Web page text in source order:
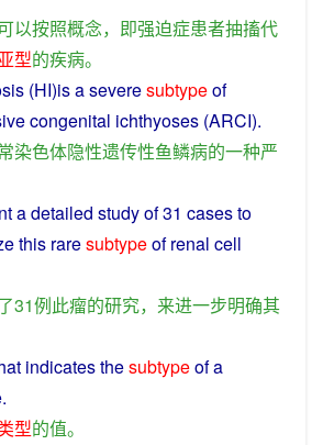
以按照概念， 即强迫症患者抽搐代
型的疾病。
(HI)isaseveresubtypeof
congenital ichthyoses (ARCI).
染色体隐性遗传性鱼鳞病的一种严
adetailed studyof31 casesto
this raresubtypeof renal cell
31例此瘤的研究， 来进一步明确其
indicatesthesubtypeofa
.
型的值。